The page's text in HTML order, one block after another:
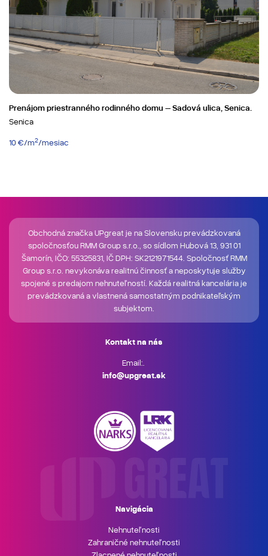
Prenájom priestranného rodinného domu – Sadová ulica, Senica.
Senica
10 €/m2/mesiac
Obchodná značka UPgreat je na Slovensku prevádzkovaná
spoločnosťou RMM Group s.r.o., so sídlom Hubová 13, 931 01
Šamorín, IČO: 55325831, IČ DPH: SK2121971544. Spoločnosť RMM
Group s.r.o. nevykonáva realitnú činnosť a neposkytuje služby
spojené s predajom nehnuteľností. Každá realitná kancelária je
prevádzkovaná a vlastnená samostatným podnikateľským
subjektom.
Kontakt na nás
Email:.
info@upgreat.sk
Navigácia
Nehnuteľnosti
Zahraničné nehnuteľnosti